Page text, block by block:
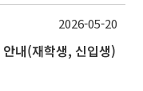
내(재학생, 신입생)
2026-05-20